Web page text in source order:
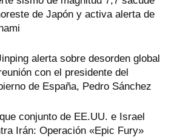
de Japón y activa alerta de
alerta sobre desorden global
con el presidente del
de España, Pedro Sánchez
conjunto de EE.UU. e Israel
Irán: Operación «Epic Fury»